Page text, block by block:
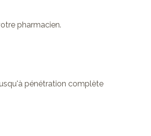
pharmacien.
pénétration complète